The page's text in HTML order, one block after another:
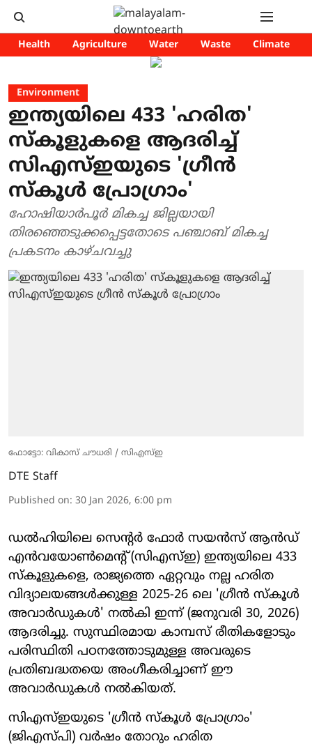
Health Agriculture Water Waste Climate
Environment
ഇന്ത്യയിലെ 433 'ഹരിത'
സ്കൂളുകളെ ആദരിച്ച്
സിഎസ്ഇയുടെ 'ഗ്രീൻ
സ്കൂൾ പ്രോഗ്രാം'
ഹോഷിയാർപൂർ മികച്ച ജില്ലയായി
തിരഞ്ഞെടുക്കപ്പെട്ടതോടെ പഞ്ചാബ് മികച്ച
പ്രകടനം കാഴ്ചവച്ചു
ഫോട്ടോ: വികാസ് ചൗധരി / സിഎസ്ഇ
DTE Staff
Published on: 30 Jan 2026, 6:00 pm
ഡൽഹിയിലെ സെന്റർ ഫോർ സയൻസ് ആൻഡ്
എൻവയോൺമെന്റ് (സി‌എസ്‌ഇ) ഇന്ത്യയിലെ 433
സ്‌കൂളുകളെ, രാജ്യത്തെ ഏറ്റവും നല്ല ഹരിത
വിദ്യാലയങ്ങൾക്കുള്ള 2025-26 ലെ 'ഗ്രീൻ സ്‌കൂൾ
അവാർഡുകൾ' നൽകി ഇന്ന് (ജനുവരി 30, 2026)
ആദരിച്ചു. സുസ്ഥിരമായ കാമ്പസ് രീതികളോടും
പരിസ്ഥിതി പഠനത്തോടുമുള്ള അവരുടെ
പ്രതിബദ്ധതയെ അംഗീകരിച്ചാണ് ഈ
അവാർഡുകൾ നൽകിയത്.
സി‌എസ്‌ഇയുടെ 'ഗ്രീൻ സ്‌കൂൾ പ്രോഗ്രാം'
(ജി‌എസ്‌പി) വർഷം തോറും ഹരിത